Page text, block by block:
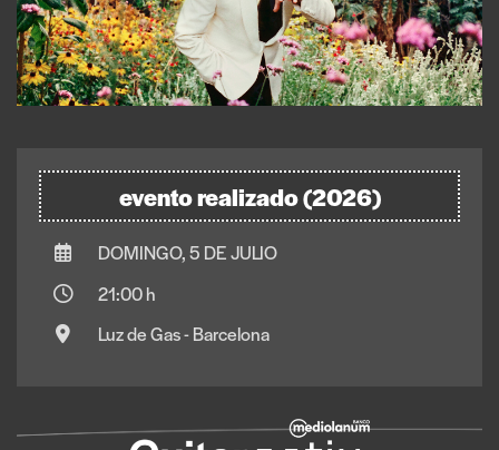
evento realizado (2026)
DOMINGO, 5 DE JULIO
21:00 h
Luz de Gas - Barcelona